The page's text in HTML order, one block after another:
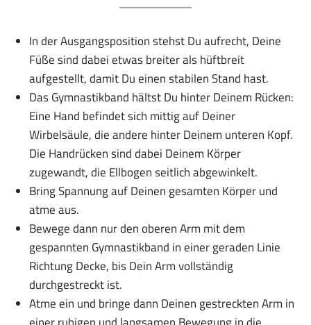
In der Ausgangsposition stehst Du aufrecht, Deine
Füße sind dabei etwas breiter als hüftbreit
aufgestellt, damit Du einen stabilen Stand hast.
Das Gymnastikband hältst Du hinter Deinem Rücken:
Eine Hand befindet sich mittig auf Deiner
Wirbelsäule, die andere hinter Deinem unteren Kopf.
Die Handrücken sind dabei Deinem Körper
zugewandt, die Ellbogen seitlich abgewinkelt.
Bring Spannung auf Deinen gesamten Körper und
atme aus.
Bewege dann nur den oberen Arm mit dem
gespannten Gymnastikband in einer geraden Linie
Richtung Decke, bis Dein Arm vollständig
durchgestreckt ist.
Atme ein und bringe dann Deinen gestreckten Arm in